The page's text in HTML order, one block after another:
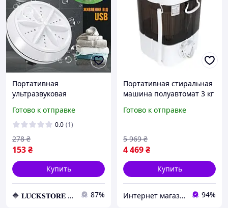
Портативная
ультразвуковая
мини-USB Mini Wash,
Дорожная стиралка от
повербанка
Готово к отправке
0.0 (1)
153₴
278 ₴
Купить
🔷 𝐋𝐔𝐂𝐊𝐒𝐓𝐎𝐑𝐄 🔷 – Абсолютно все товары по непревзойденным ценам! 87%
Портативная стиральная
машина полуавтомат 3 кг
400 Вт / Переносная мини
Готово к отправке
4 469₴
5 969 ₴
Купить
Интернет магазин Slando 94%